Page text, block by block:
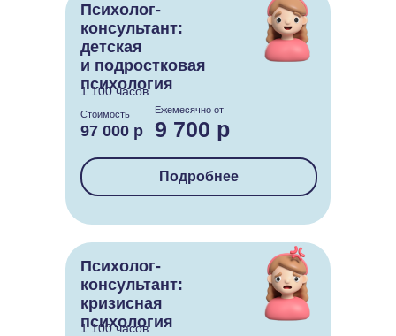
Психолог-
консультант:
детская
и подростковая
психология
1 100 часов
9 700 р
97 000 р
Ежемесячно от
Стоимость
Подробнее
Психолог-
консультант:
кризисная
психология
1 100 часов